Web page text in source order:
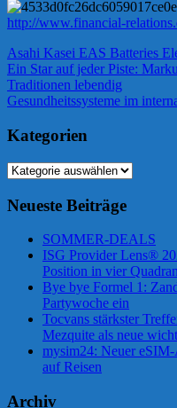
http://www.financial-
Asahi Kasei EAS Batteries
Beitragsnavigation
Vorheriger
Beitrag:
Ein Star auf jeder Piste:
Traditionen lebendig
Nächster
Gesundheitssysteme im
Kategorien
Kategorien
Neueste Beiträge
SOMMER-DEALS
ISG Provider Lens®
Position in vier
Bye bye Formel 1:
Partywoche ein
Tocvans stärkster
Mezquite als neue
mysim24: Neuer
auf Reisen
Archiv